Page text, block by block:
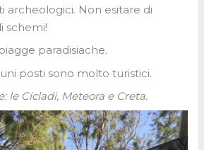
archeologici. Non esitare di
schemi!
paradisiache.
posti sono molto turistici.
Cicladi, Meteora e Creta.